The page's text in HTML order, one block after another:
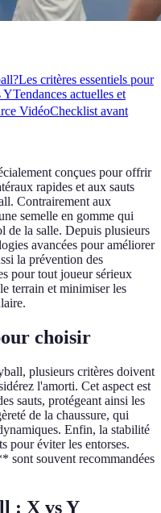
Les critères essentiels pour
YTendances actuelles et
VidéoChecklist avant
conçues pour offrir
rapides et aux sauts
Contrairement aux
semelle en gomme qui
de la salle. Depuis plusieurs
avancées pour améliorer
la prévention des
pour tout joueur sérieux
terrain et minimiser les
choisir
plusieurs critères doivent
l'amorti. Cet aspect est
sauts, protégeant ainsi les
de la chaussure, qui
Enfin, la stabilité
pour éviter les entorses.
sont souvent recommandées
: X vs Y